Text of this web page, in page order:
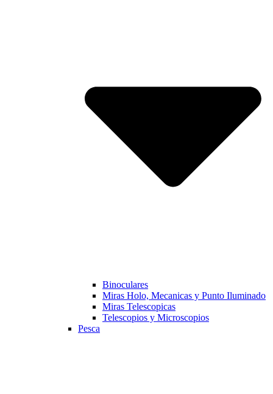
Binoculares
Miras Holo, Mecanicas y Punto Iluminado
Miras Telescopicas
Telescopios y Microscopios
Pesca